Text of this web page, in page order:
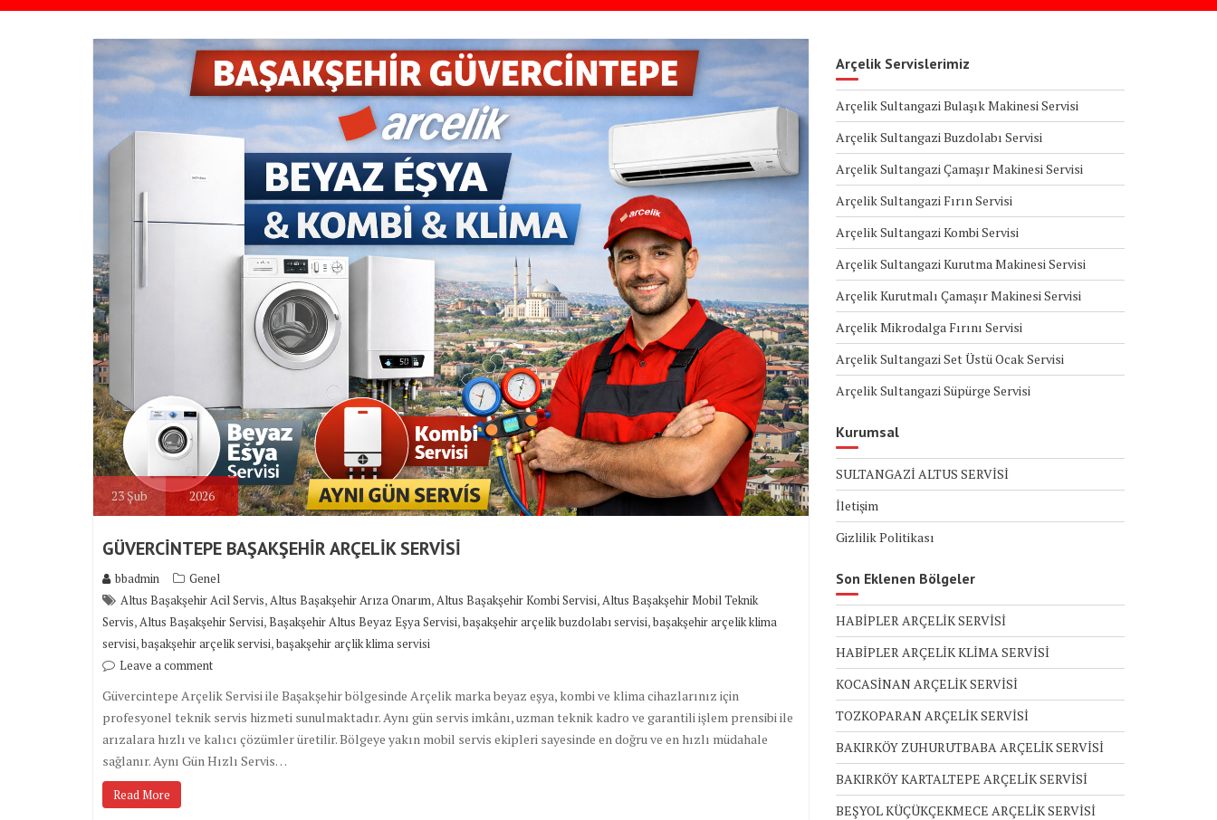
23Şub 2026
GÜVERCİNTEPE BAŞAKŞEHİR ARÇELİK SERVİSİ
bbadmin
Genel
Altus Başakşehir Acil Servis,Altus Başakşehir Arıza Onarım,Altus Başakşehir Kombi Servisi,Altus Başakşehir Mobil Teknik
Servis,Altus Başakşehir Servisi,Başakşehir Altus Beyaz Eşya Servisi,başakşehir arçelik buzdolabı servisi,başakşehir arçelik klima
servisi,başakşehir arçelik servisi,başakşehir arçlik klima servisi
Leave a comment
Güvercintepe Arçelik Servisi ile Başakşehir bölgesinde Arçelik marka beyaz eşya, kombi ve klima cihazlarınız için
profesyonel teknik servis hizmeti sunulmaktadır. Aynı gün servis imkânı, uzman teknik kadro ve garantili işlem prensibi ile
arızalara hızlı ve kalıcı çözümler üretilir. Bölgeye yakın mobil servis ekipleri sayesinde en doğru ve en hızlı müdahale
sağlanır. Aynı Gün Hızlı Servis…
Read More
Arçelik Servislerimiz
Arçelik Sultangazi Bulaşık Makinesi Servisi
Arçelik Sultangazi Buzdolabı Servisi
Arçelik Sultangazi Çamaşır Makinesi Servisi
Arçelik Sultangazi Fırın Servisi
Arçelik Sultangazi Kombi Servisi
Arçelik Sultangazi Kurutma Makinesi Servisi
Arçelik Kurutmalı Çamaşır Makinesi Servisi
Arçelik Mikrodalga Fırını Servisi
Arçelik Sultangazi Set Üstü Ocak Servisi
Arçelik Sultangazi Süpürge Servisi
Kurumsal
SULTANGAZİ ALTUS SERVİSİ
İletişim
Gizlilik Politikası
Son Eklenen Bölgeler
HABİPLER ARÇELİK SERVİSİ
HABİPLER ARÇELİK KLİMA SERVİSİ
KOCASİNAN ARÇELİK SERVİSİ
TOZKOPARAN ARÇELİK SERVİSİ
BAKIRKÖY ZUHURUTBABA ARÇELİK SERVİSİ
BAKIRKÖY KARTALTEPE ARÇELİK SERVİSİ
BEŞYOL KÜÇÜKÇEKMECE ARÇELİK SERVİSİ